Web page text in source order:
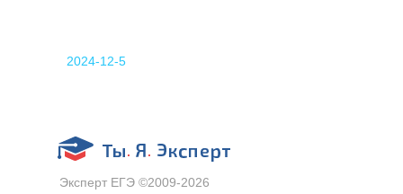
2024-12-5
Эксперт ЕГЭ ©2009-2026